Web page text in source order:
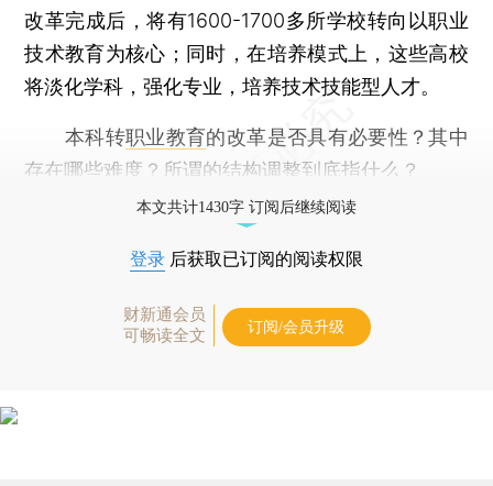
改革完成后，将有1600-1700多所学校转向以职业
技术教育为核心；同时，在培养模式上，这些高校
将淡化学科，强化专业，培养技术技能型人才。
本科转职业教育的改革是否具有必要性？其中
存在哪些难度？所谓的结构调整到底指什么？
本文共计1430字 订阅后继续阅读
登录 后获取已订阅的阅读权限
财新通会员
可畅读全文
订阅/会员升级